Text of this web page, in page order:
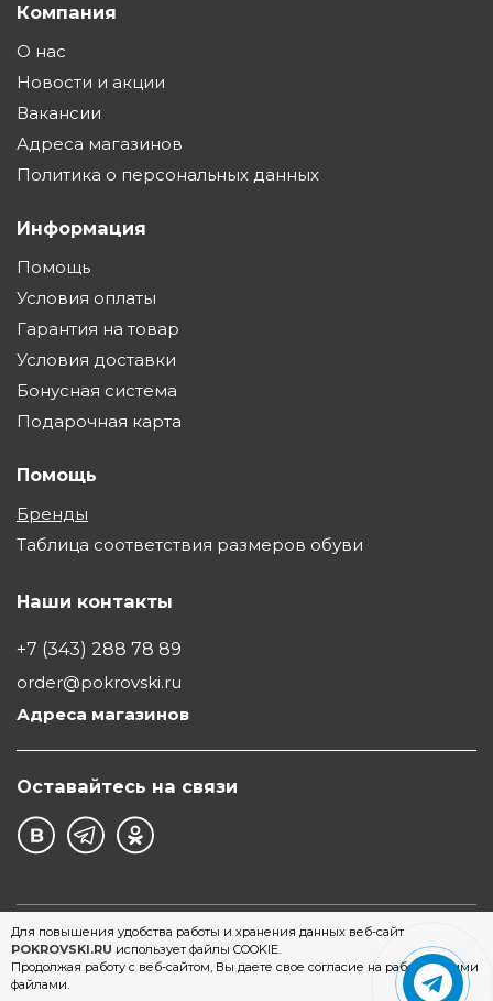
Для повышения удобства работы и хранения данных веб-сайт
POKROVSKI.RU использует файлы COOKIE.
Продолжая работу с веб-сайтом, Вы даете свое согласие на работу с этими
файлами.
Компания
О нас
Новости и акции
Вакансии
Адреса магазинов
Политика о персональных данных
Информация
Помощь
Условия оплаты
Гарантия на товар
Условия доставки
Бонусная система
Подарочная карта
Помощь
Бренды
Таблица соответствия размеров обуви
Наши контакты
+7 (343) 288 78 89
order@pokrovski.ru
Адреса магазинов
Оставайтесь на связи
©1997 - 2026 Обувной Дом "Покровский" - сеть
магазинов обуви в Екатеринбурге